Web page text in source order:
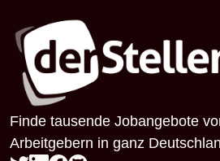
Finde tausende Jobangebote
Arbeitgebern in ganz